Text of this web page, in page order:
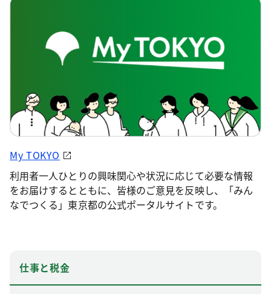
My TOKYO
利用者一人ひとりの興味関心や状況に応じて必要な情報
をお届けするとともに、皆様のご意見を反映し、「みん
なでつくる」東京都の公式ポータルサイトです。
仕事と税金